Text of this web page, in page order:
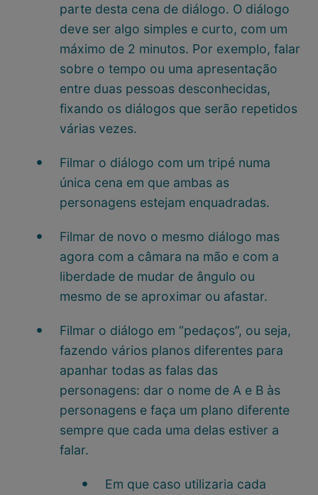
parte desta cena de diálogo. O diálogo
deve ser algo simples e curto, com um
máximo de 2 minutos. Por exemplo, falar
sobre o tempo ou uma apresentação
entre duas pessoas desconhecidas,
fixando os diálogos que serão repetidos
várias vezes.
Filmar o diálogo com um tripé numa
única cena em que ambas as
personagens estejam enquadradas.
Filmar de novo o mesmo diálogo mas
agora com a câmara na mão e com a
liberdade de mudar de ângulo ou
mesmo de se aproximar ou afastar.
Filmar o diálogo em “pedaços”, ou seja,
fazendo vários planos diferentes para
apanhar todas as falas das
personagens: dar o nome de A e B às
personagens e faça um plano diferente
sempre que cada uma delas estiver a
falar.
Em que caso utilizaria cada